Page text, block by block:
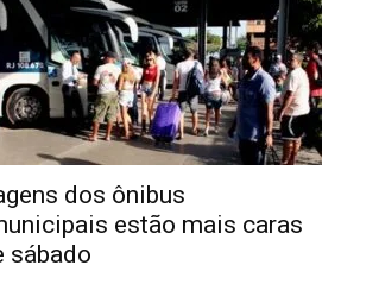
dos ônibus
estão mais caras
sábado